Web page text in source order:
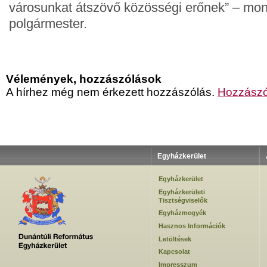
városunkat átszövő közösségi erőnek” –
polgármester.
Vélemények, hozzászólások
A hírhez még nem érkezett hozzászólás.
Egyházkerület
Egyházkerület
Egyházkerületi
Tisztségviselők
Egyházmegyék
Hasznos Információk
Letöltések
Kapcsolat
Impresszum